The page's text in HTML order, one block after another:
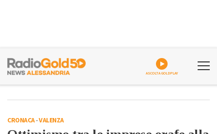
ASCOLTA GOLDPLAY
CRONACA-VALENZA